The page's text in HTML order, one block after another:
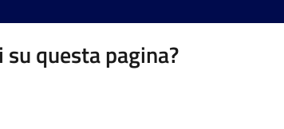
questa pagina?